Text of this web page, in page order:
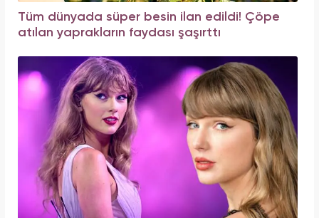
Tüm dünyada süper besin ilan edildi! Çöpe
atılan yaprakların faydası şaşırttı